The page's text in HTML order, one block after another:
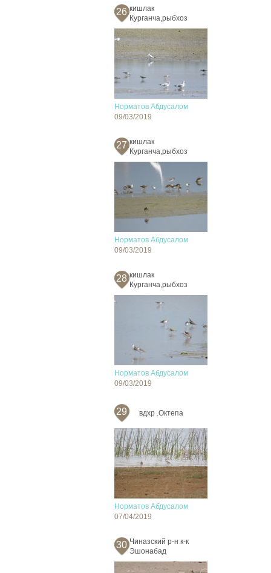
26 кишлак
Курганча,рыбхоз
Норматов Абдусалом
09/03/2019
27 кишлак
Курганча,рыбхоз
Норматов Абдусалом
09/03/2019
28 кишлак
Курганча,рыбхоз
Норматов Абдусалом
09/03/2019
29 вдхр .Октепа
Норматов Абдусалом
07/04/2019
30 Чиназский р-н к-к
Эшонабад